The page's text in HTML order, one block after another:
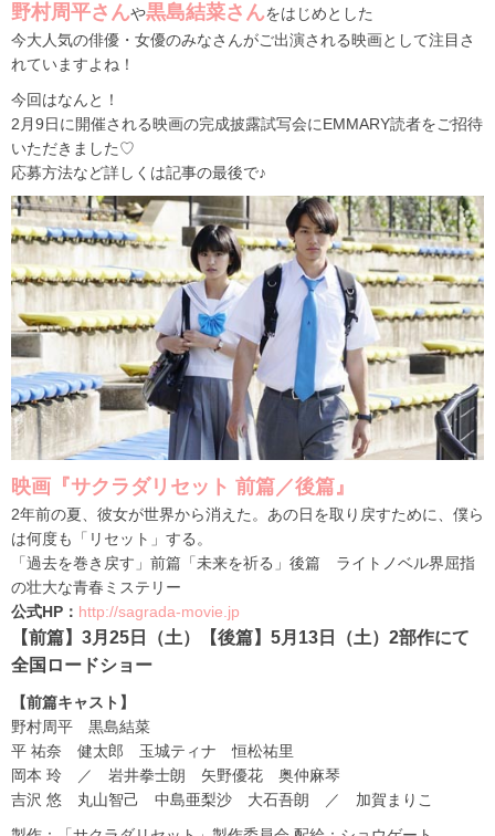
野村周平さんや黒島結菜さんをはじめとした
今大人気の俳優・女優のみなさんがご出演される映画として注目さ
れていますよね！
今回はなんと！
2月9日に開催される映画の完成披露試写会にEMMARY読者をご招待
いただきました♡
応募方法など詳しくは記事の最後で♪
映画『サクラダリセット 前篇／後篇』
2年前の夏、彼女が世界から消えた。あの日を取り戻すために、僕ら
は何度も「リセット」する。
「過去を巻き戻す」前篇「未来を祈る」後篇 ライトノベル界屈指
の壮大な青春ミステリー
公式HP： http://sagrada-movie.jp
【前篇】3月25日（土）【後篇】5月13日（土）2部作にて
全国ロードショー
【前篇キャスト】
野村周平 黒島結菜
平 祐奈 健太郎 玉城ティナ 恒松祐里
岡本 玲 ／ 岩井拳士朗 矢野優花 奥仲麻琴
吉沢 悠 丸山智己 中島亜梨沙 大石吾朗 ／ 加賀まりこ